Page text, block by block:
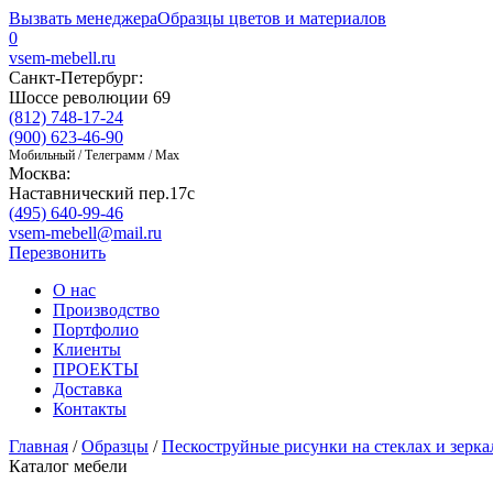
Вызвать менеджераОбразцы цветов и материалов
0
vsem-mebell.ru
Санкт-Петербург:
Шоссе революции 69
(812) 748-17-24
(900) 623-46-90
Мобильный / Телеграмм / Max
Москва:
Наставнический пер.17с
(495) 640-99-46
vsem-mebell@mail.ru
Перезвонить
О нас
Производство
Портфолио
Клиенты
ПРОЕКТЫ
Доставка
Контакты
Главная /Образцы /Пескоструйные рисунки на стеклах и
Каталог мебели